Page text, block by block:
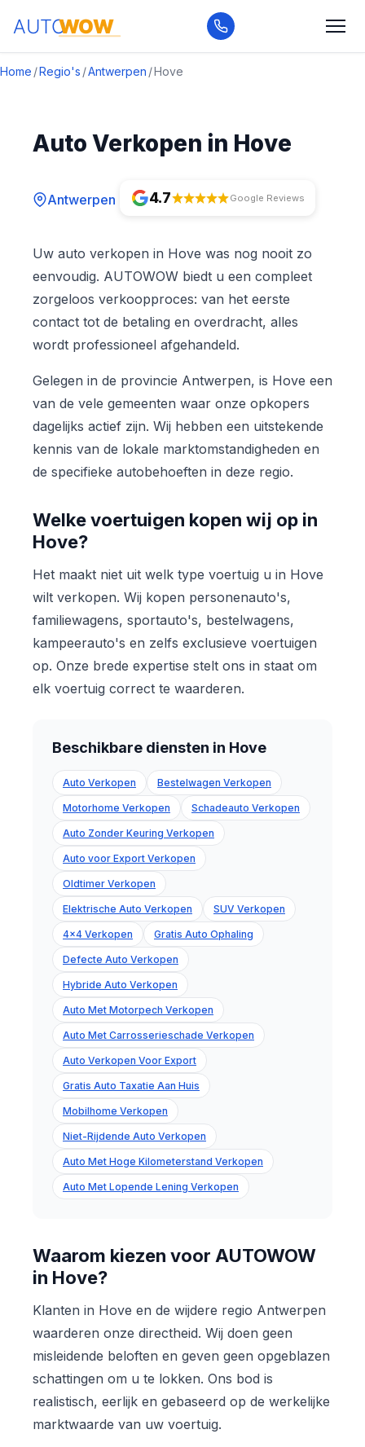
Home /Regio's /Antwerpen /Hove
Auto Verkopen in Hove
Antwerpen 4.7 Google Reviews
Uw auto verkopen in Hove was nog nooit zo
eenvoudig. AUTOWOW biedt u een compleet
zorgeloos verkoopproces: van het eerste
contact tot de betaling en overdracht, alles
wordt professioneel afgehandeld.
Gelegen in de provincie Antwerpen, is Hove een
van de vele gemeenten waar onze opkopers
dagelijks actief zijn. Wij hebben een uitstekende
kennis van de lokale marktomstandigheden en
de specifieke autobehoeften in deze regio.
Welke voertuigen kopen wij op in
Hove?
Het maakt niet uit welk type voertuig u in Hove
wilt verkopen. Wij kopen personenauto's,
familiewagens, sportauto's, bestelwagens,
kampeerauto's en zelfs exclusieve voertuigen
op. Onze brede expertise stelt ons in staat om
elk voertuig correct te waarderen.
Beschikbare diensten in Hove
Auto Verkopen Bestelwagen Verkopen
Motorhome Verkopen Schadeauto Verkopen
Auto Zonder Keuring Verkopen
Auto voor Export Verkopen
Oldtimer Verkopen
Elektrische Auto Verkopen SUV Verkopen
4x4 Verkopen Gratis Auto Ophaling
Defecte Auto Verkopen
Hybride Auto Verkopen
Auto Met Motorpech Verkopen
Auto Met Carrosserieschade Verkopen
Auto Verkopen Voor Export
Gratis Auto Taxatie Aan Huis
Mobilhome Verkopen
Niet-Rijdende Auto Verkopen
Auto Met Hoge Kilometerstand Verkopen
Auto Met Lopende Lening Verkopen
Waarom kiezen voor AUTOWOW
in Hove?
Klanten in Hove en de wijdere regio Antwerpen
waarderen onze directheid. Wij doen geen
misleidende beloften en geven geen opgeblazen
schattingen om u te lokken. Ons bod is
realistisch, eerlijk en gebaseerd op de werkelijke
marktwaarde van uw voertuig.